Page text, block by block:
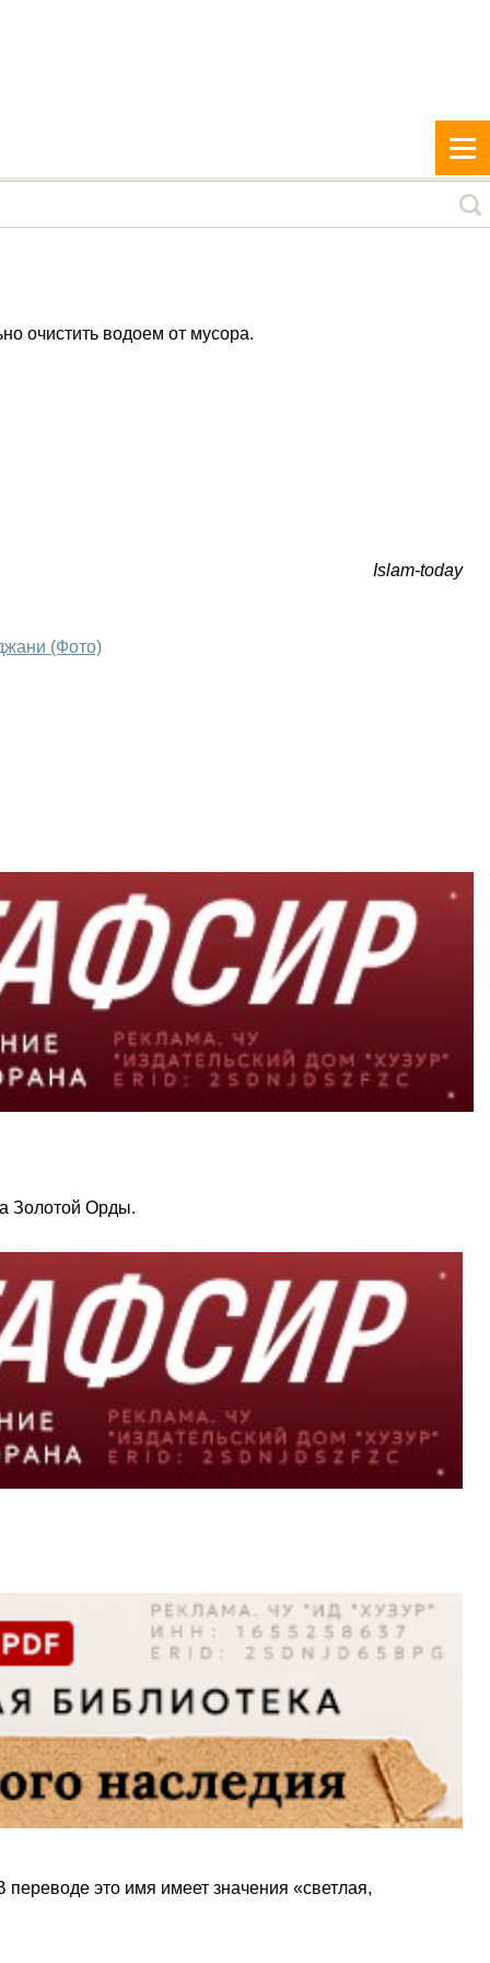
очистить водоем от мусора.
Islam-today
(Фото)
Золотой Орды.
это имя имеет значения «светлая,